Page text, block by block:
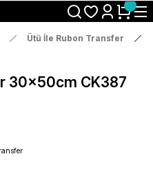
Hemen %10 İndirimi Kaçırma
Ütü İle Rubon Transfer
30x50cm CK387